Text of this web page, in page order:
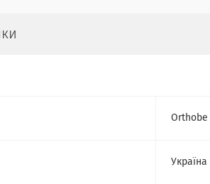
Orthobe
Україна